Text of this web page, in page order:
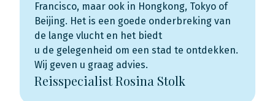
Francisco, maar ook in Hongkong, Tokyo of
Beijing. Het is een goede onderbreking van
de lange vlucht en het biedt
u de gelegenheid om een stad te ontdekken.
Wij geven u graag advies.
Reisspecialist Rosina Stolk